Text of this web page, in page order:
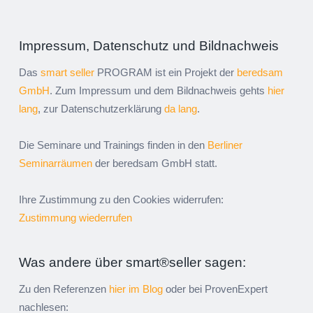
Impressum, Datenschutz und Bildnachweis
Das smart seller PROGRAM ist ein Projekt der beredsam
GmbH. Zum Impressum und dem Bildnachweis gehts hier
lang, zur Datenschutzerklärung da lang.
Die Seminare und Trainings finden in den Berliner
Seminarräumen der beredsam GmbH statt.
Ihre Zustimmung zu den Cookies widerrufen:
Zustimmung wiederrufen
Was andere über smart®seller sagen:
Zu den Referenzen hier im Blog oder bei ProvenExpert
nachlesen: